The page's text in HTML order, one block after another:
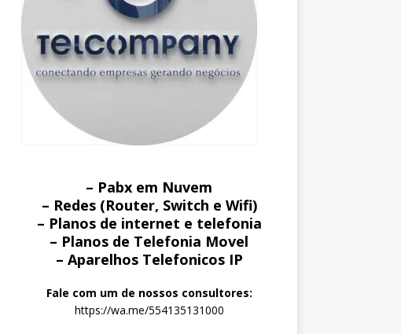
– Pabx em Nuvem
– Redes (Router, Switch e Wifi)
– Planos de internet e telefonia
– Planos de Telefonia Movel
– Aparelhos Telefonicos IP
Fale com um de nossos consultores:
https://wa.me/554135131000